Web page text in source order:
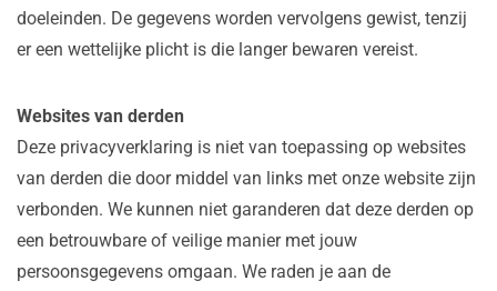
doeleinden. De gegevens worden vervolgens gewist, tenzij
er een wettelijke plicht is die langer bewaren vereist.
Websites van derden
Deze privacyverklaring is niet van toepassing op websites
van derden die door middel van links met onze website zijn
verbonden. We kunnen niet garanderen dat deze derden op
een betrouwbare of veilige manier met jouw
persoonsgegevens omgaan. We raden je aan de